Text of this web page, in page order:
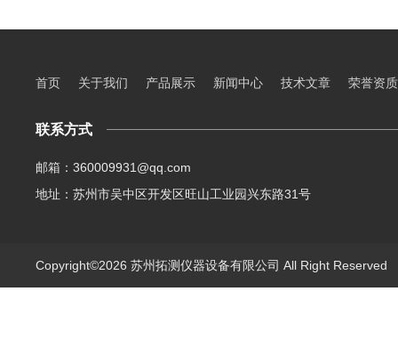
首页 关于我们 产品展示 新闻中心 技术文章 荣誉资质
联系方式
邮箱：360009931@qq.com
地址：苏州市吴中区开发区旺山工业园兴东路31号
Copyright©2026 苏州拓测仪器设备有限公司 All Right